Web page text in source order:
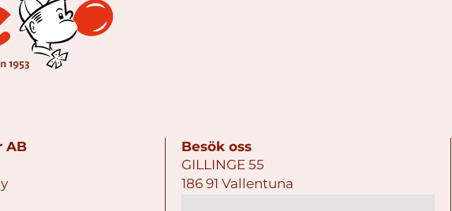
AB
Besök oss
GILLINGE 55
186 91 Vallentuna